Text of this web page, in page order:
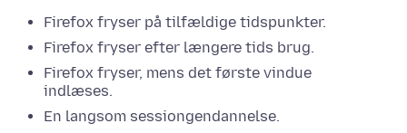
Firefox fryser på tilfældige tidspunkter.
Firefox fryser efter længere tids brug.
Firefox fryser, mens det første vindue
indlæses.
En langsom sessiongendannelse.